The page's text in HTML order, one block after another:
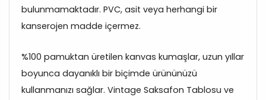
bulunmamaktadır. PVC, asit veya herhangi bir
kanserojen madde içermez.
%100 pamuktan üretilen kanvas kumaşlar, uzun yıllar
boyunca dayanıklı bir biçimde ürününüzü
kullanmanızı sağlar. Vintage Saksafon Tablosu ve